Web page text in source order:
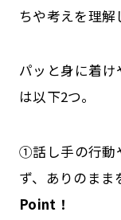
ちや考えを理解
パッと身に着
は以下2つ。
①話し手の行動
ず、ありのまま
Point！